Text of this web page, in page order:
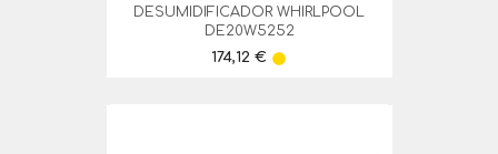
DESUMIDIFICADOR WHIRLPOOL
DE20W5252
Preço
174,12 € lens